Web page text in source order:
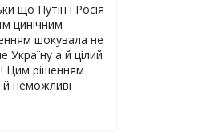
що Путін і Росія
цинічним
шoкyвaлa не
Україну а й цілий
Цим рішенням
й неможливі